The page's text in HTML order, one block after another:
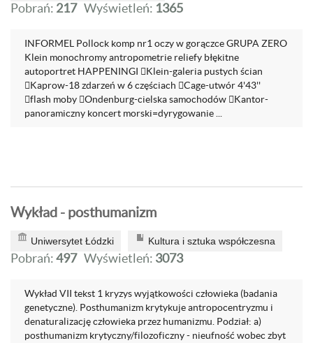
Pobrań: 217 Wyświetleń: 1365
INFORMEL Pollock komp nr1 oczy w gorączce GRUPA ZERO
Klein monochromy antropometrie reliefy błękitne
autoportret HAPPENINGI Klein-galeria pustych ścian
Kaprow-18 zdarzeń w 6 częściach Cage-utwór 4'43''
flash moby Ondenburg-cielska samochodów Kantor-
panoramiczny koncert morski=dyrygowanie ...
Wykład - posthumanizm
Uniwersytet Łódzki Kultura i sztuka współczesna
Pobrań:497 Wyświetleń: 3073
Wykład VII tekst 1 kryzys wyjątkowości człowieka (badania
genetyczne). Posthumanizm krytykuje antropocentryzmu i
denaturalizację człowieka przez humanizmu. Podział: a)
posthumanizm krytyczny/filozoficzny - nieufność wobec zbyt